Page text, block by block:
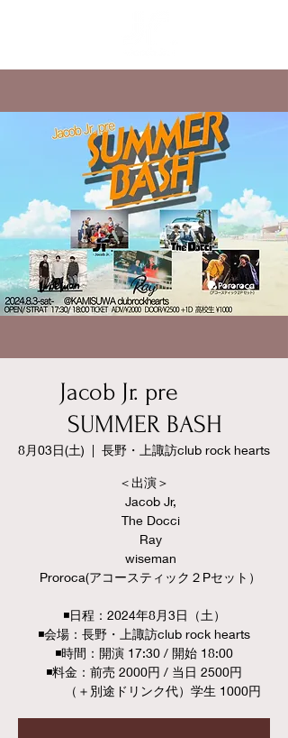
Jacob Jr. pre
SUMMER BASH
8月03日(土)
  |
長野・上諏訪club rock hearts
＜出演＞
Jacob Jr,
The Docci
Ray
wiseman
Proroca(アコースティック２Pセット）
◾️日程：2024年8月3日（土）
◾️会場：長野・上諏訪club rock hearts
◾️時間：開演 17:30 / 開始 18:00
◾️料金：前売 2000円 / 当日 2500円
（＋別途ドリンク代）学生 1000円